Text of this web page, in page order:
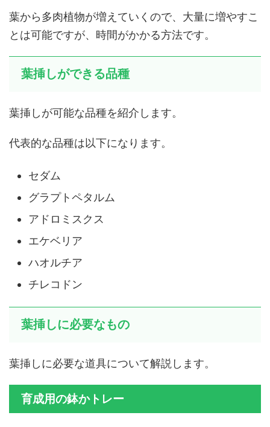
葉から多肉植物が増えていくので、大量に増やすこ
とは可能ですが、時間がかかる方法です。
葉挿しができる品種
葉挿しが可能な品種を紹介します。
代表的な品種は以下になります。
セダム
グラプトペタルム
アドロミスクス
エケベリア
ハオルチア
チレコドン
葉挿しに必要なもの
葉挿しに必要な道具について解説します。
育成用の鉢かトレー